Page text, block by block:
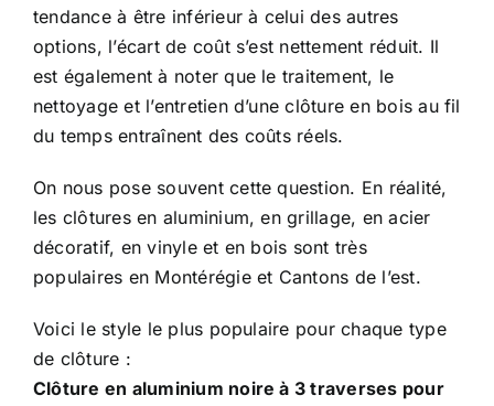
tendance à être inférieur à celui des autres
options, l’écart de coût s’est nettement réduit. Il
est également à noter que le traitement, le
nettoyage et l’entretien d’une clôture en bois au fil
du temps entraînent des coûts réels.
On nous pose souvent cette question. En réalité,
les clôtures en aluminium, en grillage, en acier
décoratif, en vinyle et en bois sont très
populaires en Montérégie et Cantons de l’est.
Voici le style le plus populaire pour chaque type
de clôture :
Clôture en aluminium noire à 3 traverses pour